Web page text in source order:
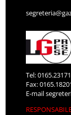
Tel:
Fax:
E-mail